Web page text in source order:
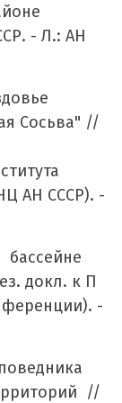
- Л.: АН
Сосьва" //
АН СССР). -
докл. к П
-
//